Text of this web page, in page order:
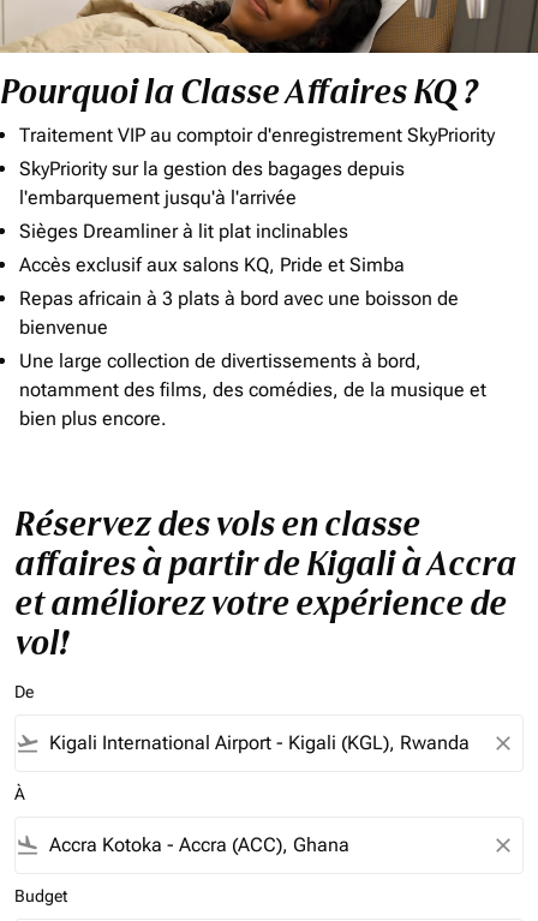
Pourquoi la Classe Affaires KQ ?
Traitement VIP au comptoir d'enregistrement SkyPriority
SkyPriority sur la gestion des bagages depuis
l'embarquement jusqu'à l'arrivée
Sièges Dreamliner à lit plat inclinables
Accès exclusif aux salons KQ, Pride et Simba
Repas africain à 3 plats à bord avec une boisson de
bienvenue
Une large collection de divertissements à bord,
notamment des films, des comédies, de la musique et
bien plus encore.
Réservez des vols en classe
affaires à partir de Kigali à Accra
et améliorez votre expérience de
vol!
De
flight_takeoff close
À
flight_land close
Budget